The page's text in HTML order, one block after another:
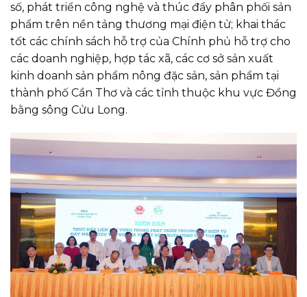
số, phát triển công nghệ và thúc đẩy phân phối sản
phẩm trên nền tảng thương mại điện tử; khai thác
tốt các chính sách hỗ trợ của Chính phủ hỗ trợ cho
các doanh nghiệp, hợp tác xã, các cơ sở sản xuất
kinh doanh sản phẩm nông đặc sản, sản phẩm tại
thành phố Cần Thơ và các tỉnh thuộc khu vực Đồng
bằng sông Cửu Long.